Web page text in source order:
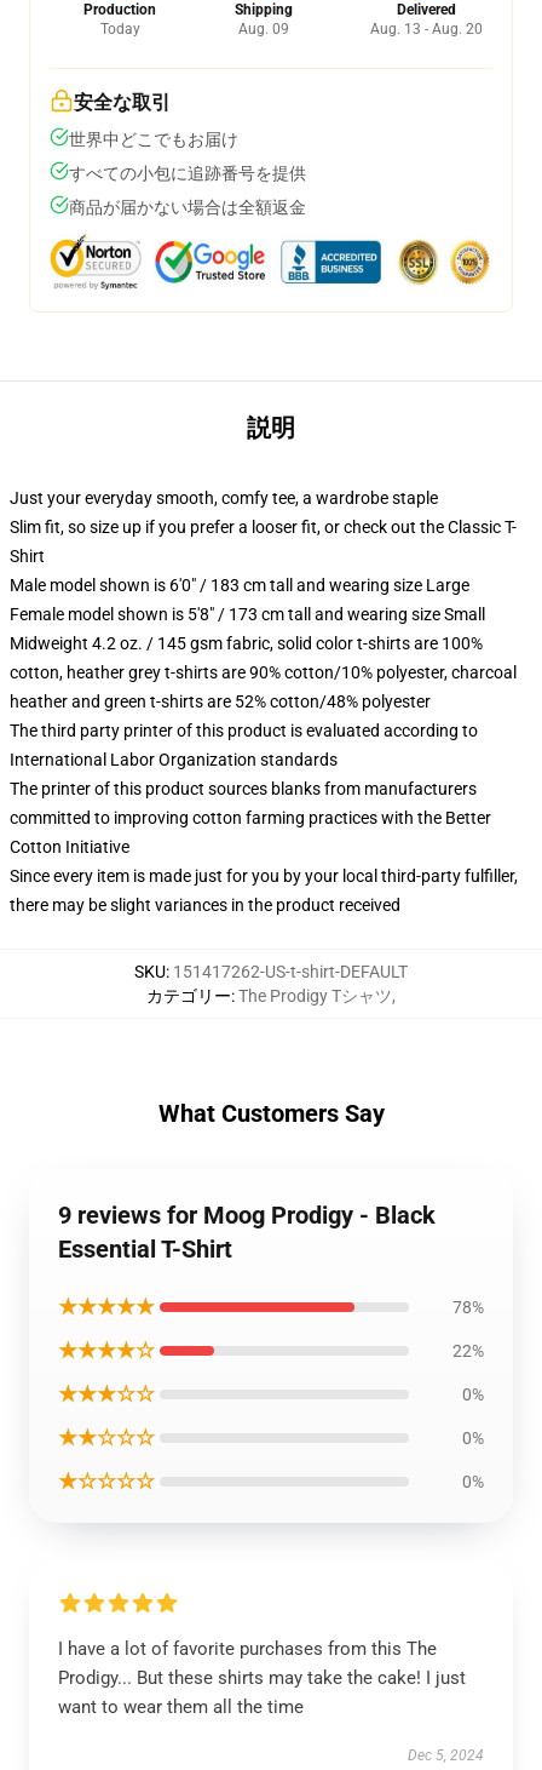
Production
Today
Shipping
Aug. 09
Delivered
Aug. 13 - Aug. 20
安全な取引
世界中どこでもお届け
すべての小包に追跡番号を提供
商品が届かない場合は全額返金
説明
Just your everyday smooth, comfy tee, a wardrobe staple
Slim fit, so size up if you prefer a looser fit, or check out the Classic T-
Shirt
Male model shown is 6'0" / 183 cm tall and wearing size Large
Female model shown is 5'8" / 173 cm tall and wearing size Small
Midweight 4.2 oz. / 145 gsm fabric, solid color t-shirts are 100%
cotton, heather grey t-shirts are 90% cotton/10% polyester, charcoal
heather and green t-shirts are 52% cotton/48% polyester
The third party printer of this product is evaluated according to
International Labor Organization standards
The printer of this product sources blanks from manufacturers
committed to improving cotton farming practices with the Better
Cotton Initiative
Since every item is made just for you by your local third-party fulfiller,
there may be slight variances in the product received
SKU: 151417262-US-t-shirt-DEFAULT
カテゴリー:The Prodigy Tシャツ,
What Customers Say
9 reviews for Moog Prodigy - Black
Essential T-Shirt
★★★★★ 78%
★★★★☆ 22%
★★★☆☆ 0%
★★☆☆☆ 0%
★☆☆☆☆ 0%
I have a lot of favorite purchases from this The
Prodigy... But these shirts may take the cake! I just
want to wear them all the time
Dec 5, 2024